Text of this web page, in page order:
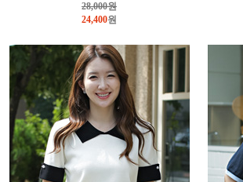
28,000원
24,400원